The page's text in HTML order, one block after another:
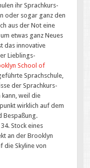
ihr Sprachkurs-
oder sogar ganz den
aus der Not eine
etwas ganz Neues
das innovative
Lieblings-
School of
Sprachschule,
der Sprachkurs-
weil die
wirklich auf dem
Bespaßung.
Stock eines
an der Brooklyn
die Skyline von